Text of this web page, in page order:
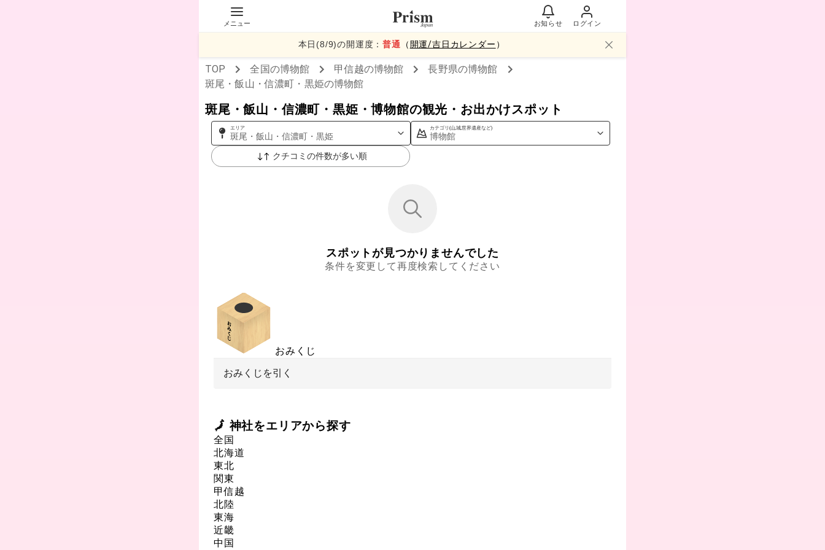
メニュー お知らせ ログイン
本日(8/9)の開運度：普通 （ 開運/吉日カレンダー ）
TOP 全国の博物館 甲信越の博物館 長野県の博物館
斑尾・飯山・信濃町・黒姫の博物館
斑尾・飯山・信濃町・黒姫・博物館の観光・お出かけスポット
エリア
斑尾・飯山・信濃町・黒姫
カテゴリ(山,城,世界遺産など)
博物館
クチコミの件数が多い順
スポットが見つかりませんでした
条件を変更して再度検索してください
おみくじ
おみくじを引く
🗾 神社をエリアから探す
全国
北海道
東北
関東
甲信越
北陸
東海
近畿
中国